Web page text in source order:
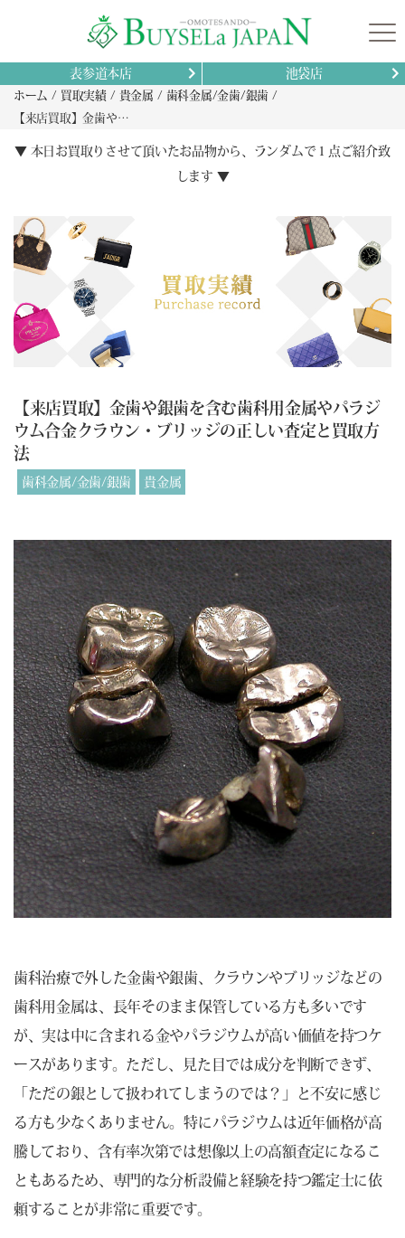
表参道本店 池袋店
ホーム 買取実績 貴金属
歯科金属/金歯/銀歯
【来店買取】金歯や銀歯を含む歯科用金属やパラジウム合金クラウン・ブリッジの正しい査定と買取方法
▼ 本日お買取りさせて頂いたお品物から、ランダムで１点ご紹介致
します ▼
【来店買取】金歯や銀歯を含む歯科用金属やパラジ
ウム合金クラウン・ブリッジの正しい査定と買取方
法
歯科金属/金歯/銀歯 貴金属
歯科治療で外した金歯や銀歯、クラウンやブリッジなどの
歯科用金属は、長年そのまま保管している方も多いです
が、実は中に含まれる金やパラジウムが高い価値を持つケ
ースがあります。ただし、見た目では成分を判断できず、
「ただの銀として扱われてしまうのでは？」と不安に感じ
る方も少なくありません。特にパラジウムは近年価格が高
騰しており、含有率次第では想像以上の高額査定になるこ
ともあるため、専門的な分析設備と経験を持つ鑑定士に依
頼することが非常に重要です。